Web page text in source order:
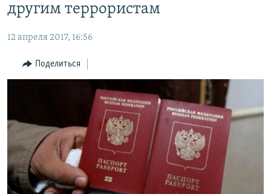
главной
Вернутся
поиску
КЫРГЫЗЧА
ЎЗБЕКЧА
ПОДПИШИТЕСЬ НА НАС В СОЦСЕТЯХ
Все сайты РСЕ/РС
другим террористам
12 апреля 2017, 16:56
Поделиться